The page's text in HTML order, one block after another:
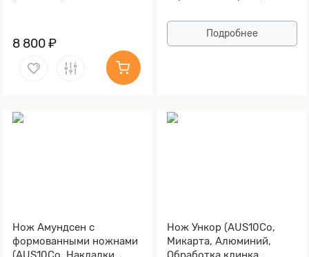
Обработка клинка
Stonewash)
8 800 ₽
Подробнее
Нож Амундсен с
формованными ножнами
Нож Ункор (AUS10Co,
Микарта, Алюминий,